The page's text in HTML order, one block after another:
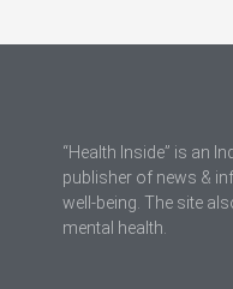
“Health Inside” is an
publisher of news &
well-being. The site
mental health.